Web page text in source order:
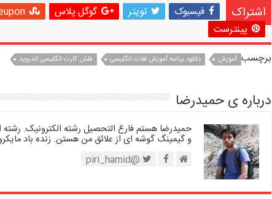
اشتراک فیسبوک تویتر گوگل پلاس
پینترست
برچسب آموزش دانلود برنامه آموزش لغات انگلیسی فلش کارت انگلیسی اندروید
درباره ی حمیدرضا
حمیدرضا هستم فارغ التحصیل رشته الکترونیک. رشته
و گیمینگ گوشه ای از علائق من هستن. زنده باد
@piri_hamid